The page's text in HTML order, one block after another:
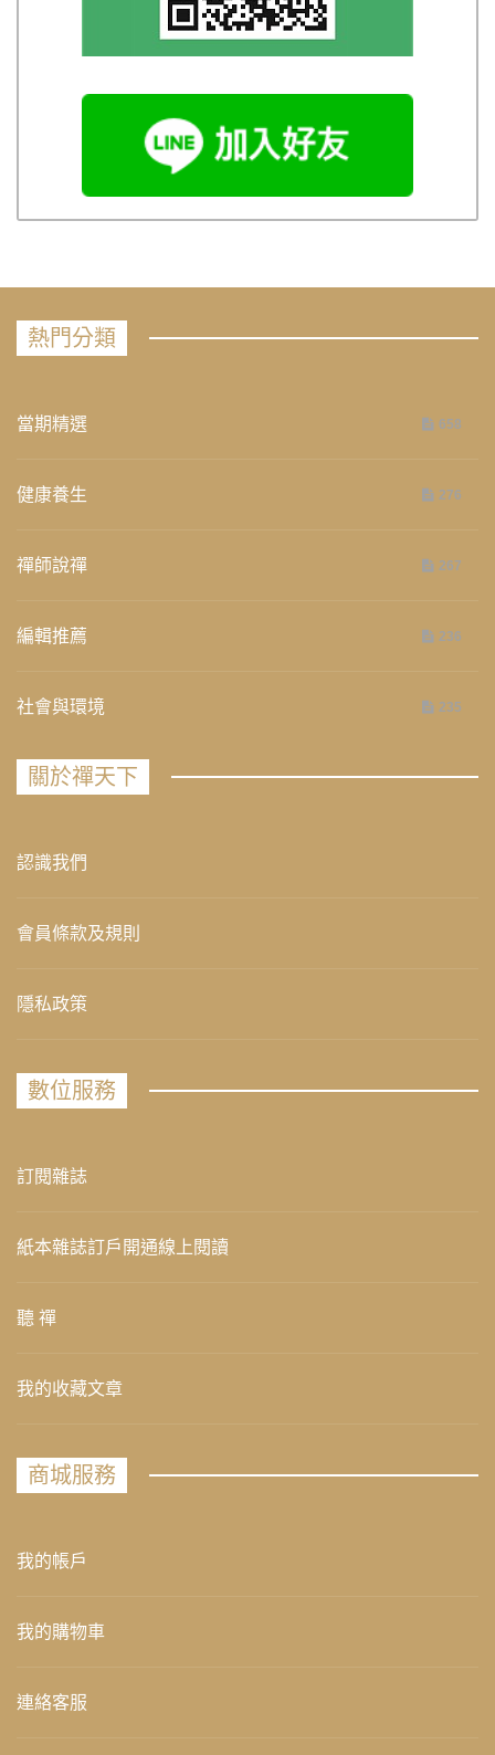
熱門分類
當期精選 658
健康養生 276
禪師說禪 267
編輯推薦 236
社會與環境 235
關於禪天下
認識我們
會員條款及規則
隱私政策
數位服務
訂閱雜誌
紙本雜誌訂戶開通線上閱讀
聽 禪
我的收藏文章
商城服務
我的帳戶
我的購物車
連絡客服